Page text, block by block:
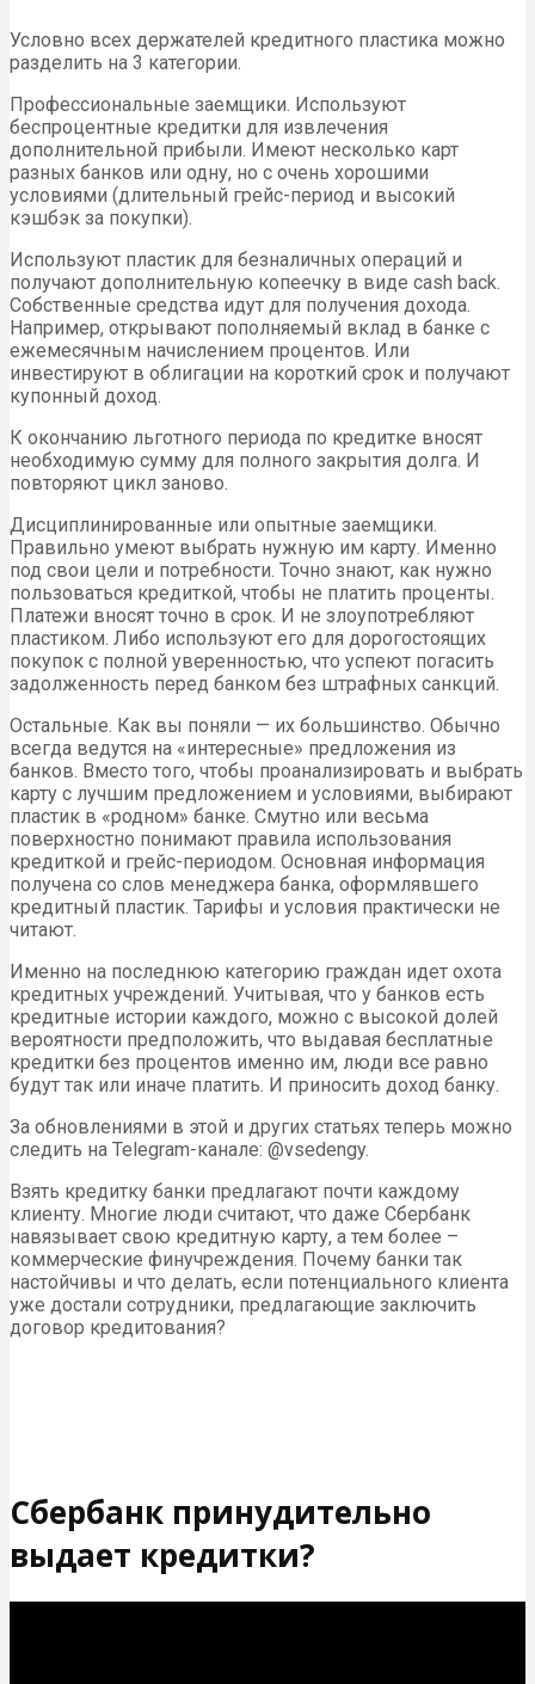
Условно всех держателей кредитного пластика можно
разделить на 3 категории.
Профессиональные заемщики. Используют
беспроцентные кредитки для извлечения
дополнительной прибыли. Имеют несколько карт
разных банков или одну, но с очень хорошими
условиями (длительный грейс-период и высокий
кэшбэк за покупки).
Используют пластик для безналичных операций и
получают дополнительную копеечку в виде cash back.
Собственные средства идут для получения дохода.
Например, открывают пополняемый вклад в банке с
ежемесячным начислением процентов. Или
инвестируют в облигации на короткий срок и получают
купонный доход.
К окончанию льготного периода по кредитке вносят
необходимую сумму для полного закрытия долга. И
повторяют цикл заново.
Дисциплинированные или опытные заемщики.
Правильно умеют выбрать нужную им карту. Именно
под свои цели и потребности. Точно знают, как нужно
пользоваться кредиткой, чтобы не платить проценты.
Платежи вносят точно в срок. И не злоупотребляют
пластиком. Либо используют его для дорогостоящих
покупок с полной уверенностью, что успеют погасить
задолженность перед банком без штрафных санкций.
Остальные. Как вы поняли — их большинство. Обычно
всегда ведутся на «интересные» предложения из
банков. Вместо того, чтобы проанализировать и выбрать
карту с лучшим предложением и условиями, выбирают
пластик в «родном» банке. Смутно или весьма
поверхностно понимают правила использования
кредиткой и грейс-периодом. Основная информация
получена со слов менеджера банка, оформлявшего
кредитный пластик. Тарифы и условия практически не
читают.
Именно на последнюю категорию граждан идет охота
кредитных учреждений. Учитывая, что у банков есть
кредитные истории каждого, можно с высокой долей
вероятности предположить, что выдавая бесплатные
кредитки без процентов именно им, люди все равно
будут так или иначе платить. И приносить доход банку.
За обновлениями в этой и других статьях теперь можно
следить на Telegram-канале: @vsedengy.
Взять кредитку банки предлагают почти каждому
клиенту. Многие люди считают, что даже Сбербанк
навязывает свою кредитную карту, а тем более –
коммерческие финучреждения. Почему банки так
настойчивы и что делать, если потенциального клиента
уже достали сотрудники, предлагающие заключить
договор кредитования?
Сбербанк принудительно
выдает кредитки?